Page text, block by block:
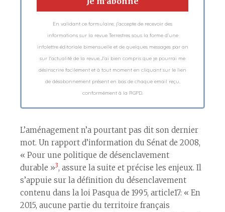
En validant ce formulaire, j'accepte de recevoir des
informations sur la revue Terrestres sous la forme d'une
infolettre éditoriale bimensuelle et de quelques messages par an
sur l'actualité de la revue.J'ai bien compris que je pourrai me
désinscrire facilement et à tout moment en cliquant sur le lien
de désabonnement présent en bas de chaque email reçu,
conformément à la RGPD.
L’aménagement n’a pourtant pas dit son dernier
mot. Un rapport d’information du Sénat de 2008,
« Pour une politique de désenclavement
durable »3, assure la suite et précise les enjeux. Il
s’appuie sur la définition du désenclavement
contenu dans la loi Pasqua de 1995, article17: « En
2015, aucune partie du territoire français